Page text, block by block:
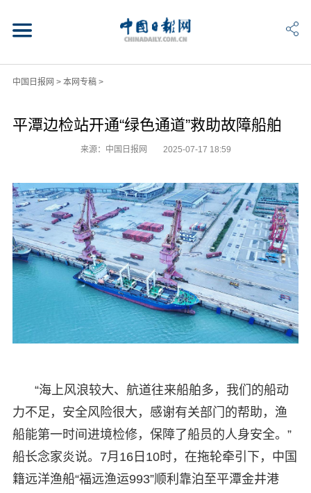
中国日报网 > 本网专稿>
平潭边检站开通“绿色通道”救助故障船舶
来源：中国日报网 2025-07-17 18:59
“海上风浪较大、航道往来船舶多，我们的船动
力不足，安全风险很大，感谢有关部门的帮助，渔
船能第一时间进境检修，保障了船员的人身安全。”
船长念家炎说。7月16日10时，在拖轮牵引下，中国
籍远洋渔船“福远渔运993”顺利靠泊至平潭金井港